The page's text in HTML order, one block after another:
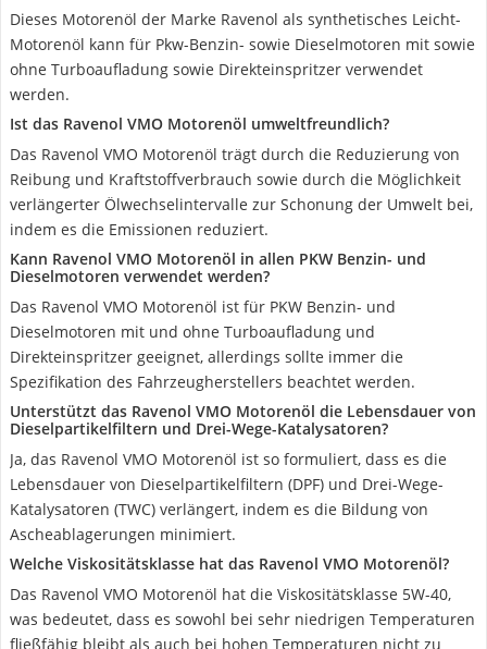
Dieses Motorenöl der Marke Ravenol als synthetisches Leicht-
Motorenöl kann für Pkw-Benzin- sowie Dieselmotoren mit sowie
ohne Turboaufladung sowie Direkteinspritzer verwendet
werden.
Ist das Ravenol VMO Motorenöl umweltfreundlich?
Das Ravenol VMO Motorenöl trägt durch die Reduzierung von
Reibung und Kraftstoffverbrauch sowie durch die Möglichkeit
verlängerter Ölwechselintervalle zur Schonung der Umwelt bei,
indem es die Emissionen reduziert.
Kann Ravenol VMO Motorenöl in allen PKW Benzin- und
Dieselmotoren verwendet werden?
Das Ravenol VMO Motorenöl ist für PKW Benzin- und
Dieselmotoren mit und ohne Turboaufladung und
Direkteinspritzer geeignet, allerdings sollte immer die
Spezifikation des Fahrzeugherstellers beachtet werden.
Unterstützt das Ravenol VMO Motorenöl die Lebensdauer von
Dieselpartikelfiltern und Drei-Wege-Katalysatoren?
Ja, das Ravenol VMO Motorenöl ist so formuliert, dass es die
Lebensdauer von Dieselpartikelfiltern (DPF) und Drei-Wege-
Katalysatoren (TWC) verlängert, indem es die Bildung von
Ascheablagerungen minimiert.
Welche Viskositätsklasse hat das Ravenol VMO Motorenöl?
Das Ravenol VMO Motorenöl hat die Viskositätsklasse 5W-40,
was bedeutet, dass es sowohl bei sehr niedrigen Temperaturen
fließfähig bleibt als auch bei hohen Temperaturen nicht zu